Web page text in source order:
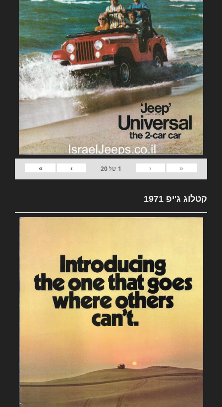
«
‹
1 של20
›
»
קטלוג ג'יפ 1971